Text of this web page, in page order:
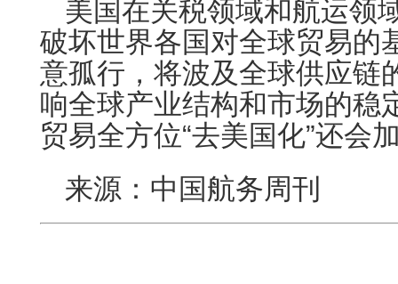
美国在关税领域和航运领
破坏世界各国对全球贸易的
意孤行，将波及全球供应链
响全球产业结构和市场的稳
贸易全方位“去美国化”还会
来源：中国航务周刊